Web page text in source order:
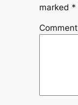
marked *
Comment